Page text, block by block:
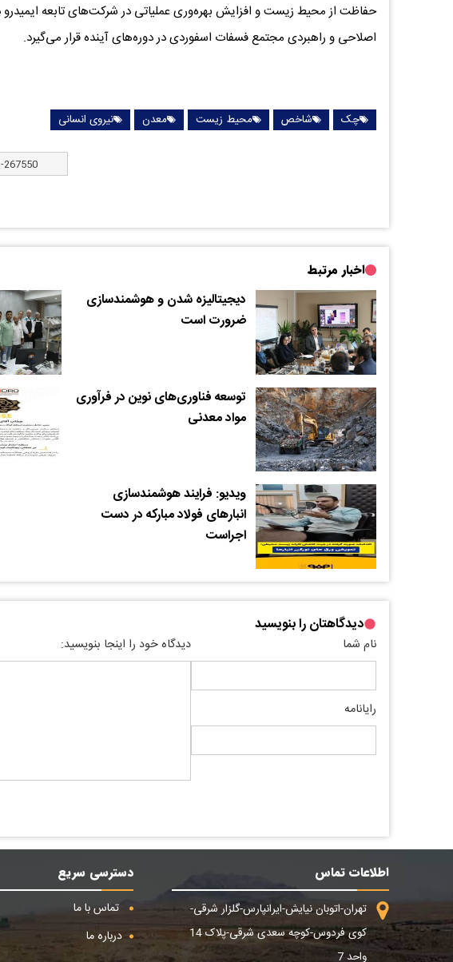
حفاظت از محیط زیست و افزایش بهره‌وری عملیاتی در شرکت‌های تابعه ایمیدرو
اصلاحی و راهبردی مجتمع فسفات اسفوردی در دوره‌های آینده قرار می‌گیرد.
چک شاخص محیط زیست معدن نیروی انسانی
اخبار مرتبط
دیجیتالیزه شدن و هوشمندسازی
ضرورت است
توسعه فناوری‌های نوین در فرآوری
مواد معدنی
ویدیو: فرایند هوشمندسازی
انبارهای فولاد مبارکه در دست
اجراست
دیدگاهتان را بنویسید
نام شما
رایانامه
دیدگاه خود را اینجا بنویسید:
اطلاعات تماس
تهران-اتوبان نیایش-ایرانپارس-گلزار شرقی-
کوی فردوس-کوچه سعدی شرقی-پلاک 14
واحد 7
دسترسی سریع
تماس با ما
درباره ما